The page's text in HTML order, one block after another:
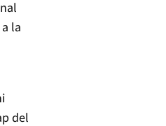
la
del